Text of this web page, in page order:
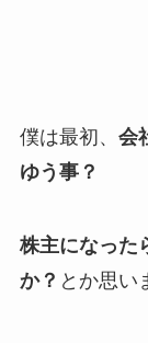
僕は最初、 会
ゆう事？
株主になった
か？ とか思い